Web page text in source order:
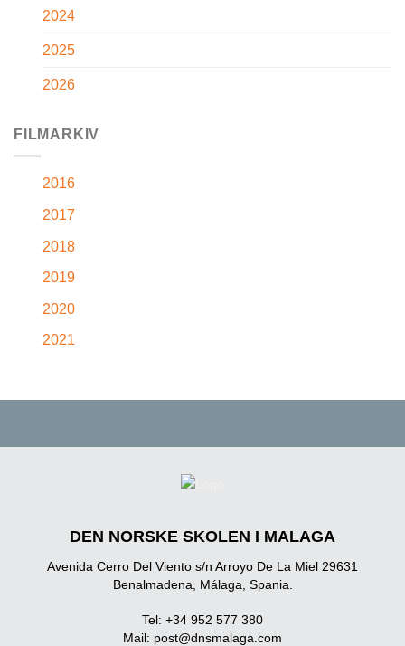
2024
2025
2026
FILMARKIV
2016
2017
2018
2019
2020
2021
DEN NORSKE SKOLEN I MALAGA
Avenida Cerro Del Viento s/n Arroyo De La Miel 29631
Benalmadena, Málaga, Spania.
Tel: +34 952 577 380
Mail: post@dnsmalaga.com